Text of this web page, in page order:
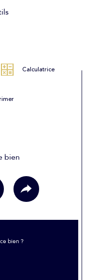
Calculatrice
bien
ce bien ?